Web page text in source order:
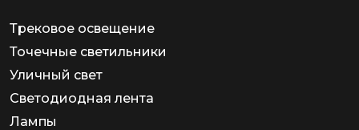
Трековое освещение
Точечные светильники
Уличный свет
Светодиодная лента
Лампы